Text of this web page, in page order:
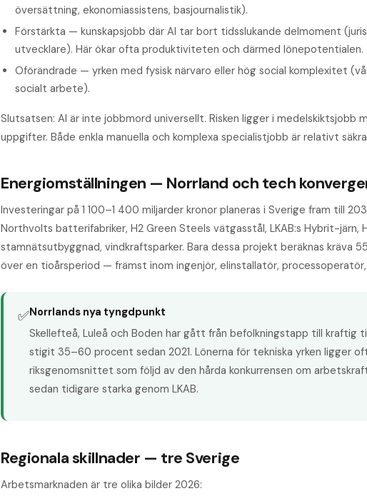
översättning, ekonomi­assistens, basjournalistik).
Förstärkta — kunskapsjobb där AI tar bort tidsslukande delmoment
utvecklare). Här ökar ofta produktiviteten och därmed lönepotentialen.
Oförändrade — yrken med fysisk närvaro eller hög social komplexitet
socialt arbete).
Slutsatsen: AI är inte jobbmord universellt. Risken ligger i medelskikts­jobb
uppgifter. Både enkla manuella och komplexa specialistjobb är relativt
Energi­omställningen — Norrland och tech
Investeringar på 1 100–1 400 miljarder kronor planeras i Sverige fram till
Northvolts batteri­fabriker, H2 Green Steels vätgasstål, LKAB:s Hybrit-järn,
stamnätsutbyggnad, vindkrafts­parker. Bara dessa projekt beräknas kräva
över en tioårsperiod — främst inom ingenjör, elinstallatör,
✅Norrlands nya tyngdpunkt
Skellefteå, Luleå och Boden har gått från befolkningstapp till kraftig
stigit 35–60 procent sedan 2021. Lönerna för tekniska yrken ligger
riksgenomsnittet som följd av den hårda konkurrensen om
sedan tidigare starka genom LKAB.
Regionala skillnader — tre Sverige
Arbetsmarknaden är tre olika bilder 2026: